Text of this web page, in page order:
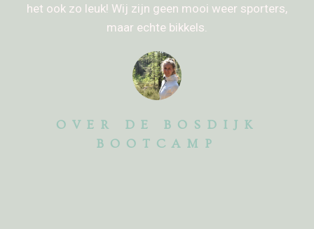
het ook zo leuk! Wij zijn geen mooi weer sporters,
maar echte bikkels.
OVER DE BOSDIJK
BOOTCAMP